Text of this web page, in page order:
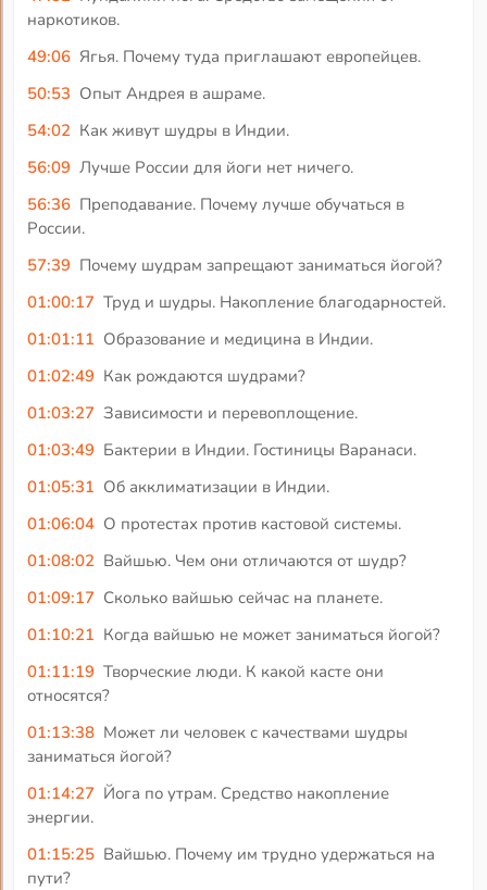
наркотиков.
49:06 Ягья. Почему туда приглашают европейцев.
50:53 Опыт Андрея в ашраме.
54:02 Как живут шудры в Индии.
56:09 Лучше России для йоги нет ничего.
56:36 Преподавание. Почему лучше обучаться в
России.
57:39 Почему шудрам запрещают заниматься йогой?
01:00:17 Труд и шудры. Накопление благодарностей.
01:01:11 Образование и медицина в Индии.
01:02:49 Как рождаются шудрами?
01:03:27 Зависимости и перевоплощение.
01:03:49 Бактерии в Индии. Гостиницы Варанаси.
01:05:31 Об акклиматизации в Индии.
01:06:04 О протестах против кастовой системы.
01:08:02 Вайшью. Чем они отличаются от шудр?
01:09:17 Сколько вайшью сейчас на планете.
01:10:21 Когда вайшью не может заниматься йогой?
01:11:19 Творческие люди. К какой касте они
относятся?
01:13:38 Может ли человек с качествами шудры
заниматься йогой?
01:14:27 Йога по утрам. Средство накопление
энергии.
01:15:25 Вайшью. Почему им трудно удержаться на
пути?